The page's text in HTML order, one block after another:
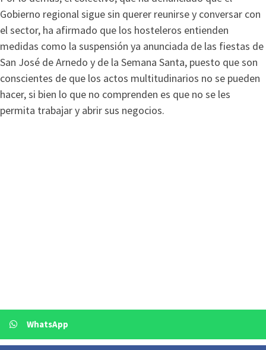
Gobierno regional sigue sin querer reunirse y conversar con
el sector, ha afirmado que los hosteleros entienden
medidas como la suspensión ya anunciada de las fiestas de
San José de Arnedo y de la Semana Santa, puesto que son
conscientes de que los actos multitudinarios no se pueden
hacer, si bien lo que no comprenden es que no se les
permita trabajar y abrir sus negocios.
WhatsApp